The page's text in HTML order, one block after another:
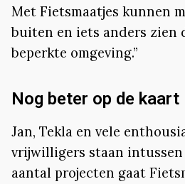
Met Fietsmaatjes kunnen
buiten en iets anders zien
beperkte omgeving.”
Nog beter op de kaart
Jan, Tekla en vele
vrijwilligers staan intussen
aantal projecten gaat